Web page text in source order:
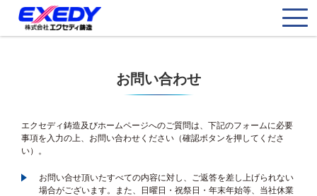
お問い合わせ
エクセディ鋳造及びホームページへのご質問は、下記のフォームに必要
事項を入力の上、お問い合わせください（確認ボタンを押してくださ
い）。
お問い合せ頂いたすべての内容に対し、ご返答を差し上げられない
場合がございます。また、日曜日・祝祭日・年末年始等、当社休業